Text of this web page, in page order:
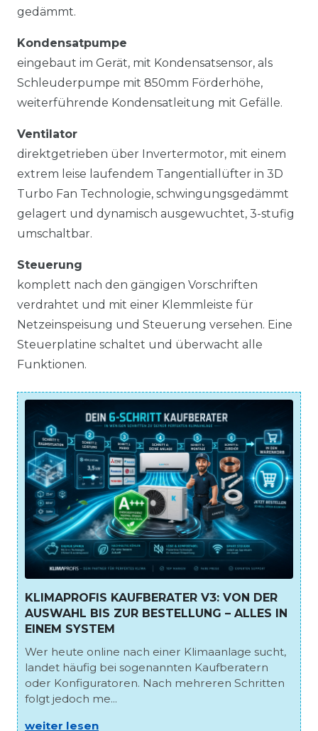
gedämmt.
Kondensatpumpe
eingebaut im Gerät, mit Kondensatsensor, als
Schleuderpumpe mit 850mm Förderhöhe,
weiterführende Kondensatleitung mit Gefälle.
Ventilator
direktgetrieben über Invertermotor, mit einem
extrem leise laufendem Tangentiallüfter in 3D
Turbo Fan Technologie, schwingungsgedämmt
gelagert und dynamisch ausgewuchtet, 3-stufig
umschaltbar.
Steuerung
komplett nach den gängigen Vorschriften
verdrahtet und mit einer Klemmleiste für
Netzeinspeisung und Steuerung versehen. Eine
Steuerplatine schaltet und überwacht alle
Funktionen.
KLIMAPROFIS KAUFBERATER V3: VON DER
AUSWAHL BIS ZUR BESTELLUNG – ALLES IN
EINEM SYSTEM
Wer heute online nach einer Klimaanlage sucht,
landet häufig bei sogenannten Kaufberatern
oder Konfiguratoren. Nach mehreren Schritten
folgt jedoch me...
weiter lesen